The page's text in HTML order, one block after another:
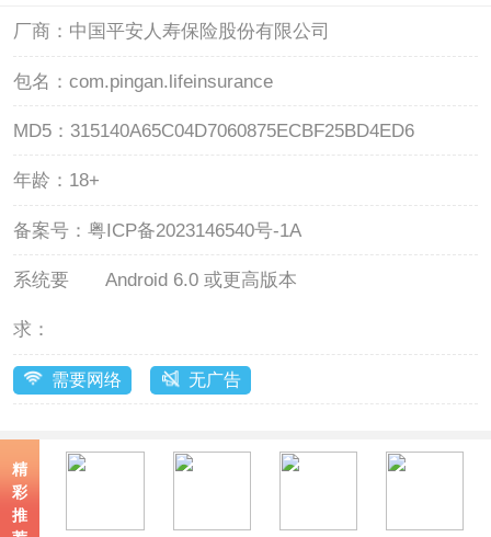
厂商： 中国平安人寿保险股份有限公司
包名： com.pingan.lifeinsurance
MD5： 315140A65C04D7060875ECBF25BD4ED6
年龄： 18+
备案号： 粤ICP备2023146540号-1A
系统要
求：
Android 6.0 或更高版本
需要网络 无广告
精
彩
推